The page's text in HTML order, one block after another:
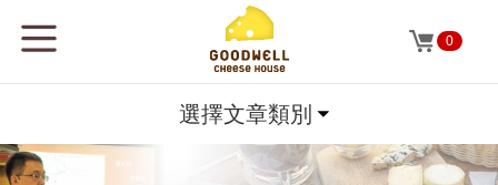
0
選擇文章類別